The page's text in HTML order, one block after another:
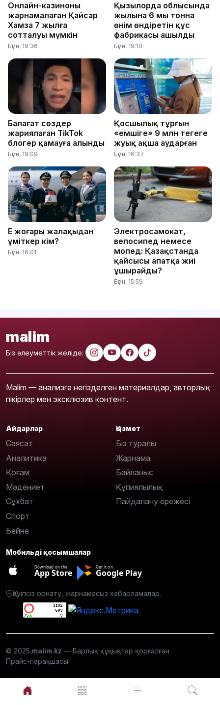
Онлайн-казиноны
жарнамалаған Қайсар
Хамза 7 жылға
сотталуы мүмкін
Бүгін, 19:36
Қызылорда облысында
жылына 6 мың тонна
өнім өндіретін құс
фабрикасы ашылды
Бүгін, 19:10
Балағат сөздер
жариялаған TikTok
блогер қамауға алынды
Бүгін, 19:09
Қосшылық тұрғын
«емшіге» 9 млн теңгеге
жуық ақша аударған
Бүгін, 16:37
Ең жоғары жалақыдан
үміткер кім?
Бүгін, 16:01
Электросамокат,
велосипед немесе
мопед: Қазақстанда
қайсысы апатқа жиі
ұшырайды?
Бүгін, 15:59
malim
Біз әлеуметтік желіде:
Malim — анализге негізделген материалдар, авторлық
пікірлер мен эксклюзив контент.
Айдарлар
Саясат
Аналитика
Қоғам
Мәдениет
Сұхбат
Спорт
Бейне
Қызмет
Біз туралы
Жарнама
Байланыс
Құпиялылық
Пайдалану ережесі
Мобильді қосымшалар
Download on the
App Store
Get it on
Google Play
Қауіпсіз орнату, жарнамасыз хабарламалар.
© 2025 malim.kz — Барлық құқықтар қорғалған.
Прайс-парақшасы